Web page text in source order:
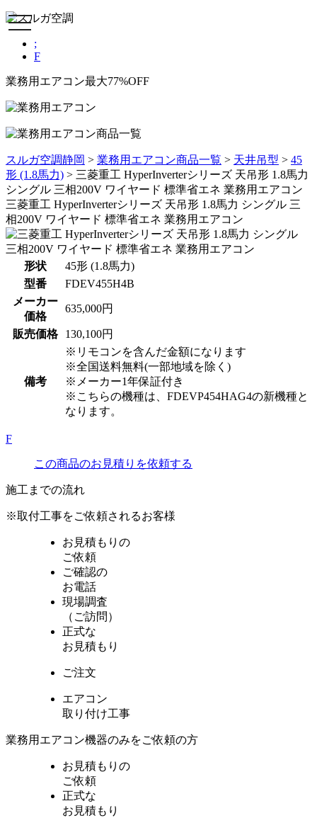
;
F
toggle
業務用エアコン最大77%OFF
スルガ空調静岡 > 業務用エアコン商品一覧 > 天井吊型 > 45
形 (1.8馬力) > 三菱重工 HyperInverterシリーズ 天吊形 1.8馬力
シングル 三相200V ワイヤード 標準省エネ 業務用エアコン
三菱重工 HyperInverterシリーズ 天吊形 1.8馬力 シングル 三
相200V ワイヤード 標準省エネ 業務用エアコン
形状
45形 (1.8馬力)
型番
FDEV455H4B
メーカー
価格
635,000円
販売価格 130,100円
備考
※リモコンを含んだ金額になります
※全国送料無料(一部地域を除く)
※メーカー1年保証付き
※こちらの機種は、FDEVP454HAG4の新機種と
なります。
F
この商品のお見積りを依頼する
施工までの流れ
※取付工事をご依頼されるお客様
お見積もりの
ご依頼
ご確認の
お電話
現場調査
（ご訪問）
正式な
お見積もり
ご注文
エアコン
取り付け工事
業務用エアコン機器のみをご依頼の方
お見積もりの
ご依頼
正式な
お見積もり